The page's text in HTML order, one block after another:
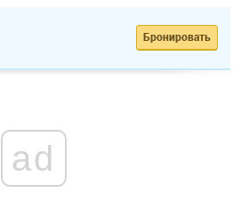
Бронировать
ad